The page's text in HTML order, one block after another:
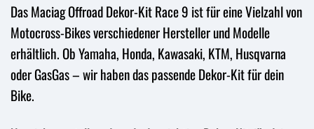
Das Maciag Offroad Dekor-Kit Race 9 ist für eine Vielzahl von
Motocross-Bikes verschiedener Hersteller und Modelle
erhältlich. Ob Yamaha, Honda, Kawasaki, KTM, Husqvarna
oder GasGas – wir haben das passende Dekor-Kit für dein
Bike.